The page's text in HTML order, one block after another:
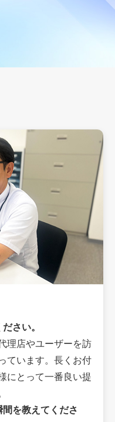
さい。
理店やユーザーを訪
ています。長くお付
にとって一番良い提
を教えてくださ